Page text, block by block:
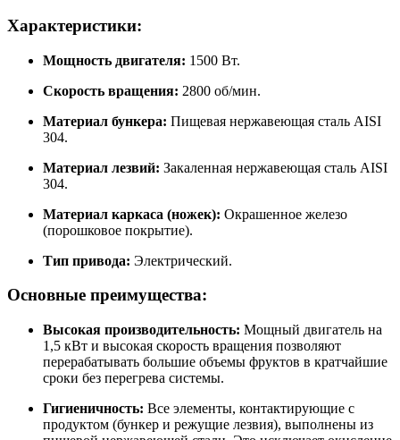
Характеристики:
Мощность двигателя: 1500 Вт.
Скорость вращения: 2800 об/мин.
Материал бункера: Пищевая нержавеющая сталь AISI
304.
Материал лезвий: Закаленная нержавеющая сталь AISI
304.
Материал каркаса (ножек): Окрашенное железо
(порошковое покрытие).
Тип привода: Электрический.
Основные преимущества:
Высокая производительность: Мощный двигатель на
1,5 кВт и высокая скорость вращения позволяют
перерабатывать большие объемы фруктов в кратчайшие
сроки без перегрева системы.
Гигиеничность: Все элементы, контактирующие с
продуктом (бункер и режущие лезвия), выполнены из